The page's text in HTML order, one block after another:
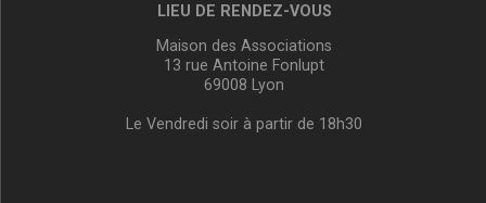
LIEU DE RENDEZ-VOUS
Maison des Associations
13 rue Antoine Fonlupt
69008 Lyon
Le Vendredi soir à partir de 18h30